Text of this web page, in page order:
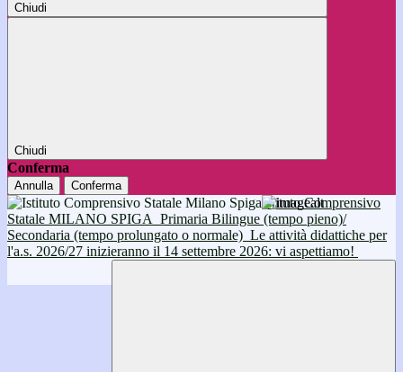
Chiudi
Chiudi
Conferma
Annulla Conferma
Istituto Comprensivo
Statale MILANO SPIGA Primaria Bilingue (tempo pieno)/
Secondaria (tempo prolungato o normale) Le attività didattiche per
l'a.s. 2026/27 inizieranno il 14 settembre 2026: vi aspettiamo!